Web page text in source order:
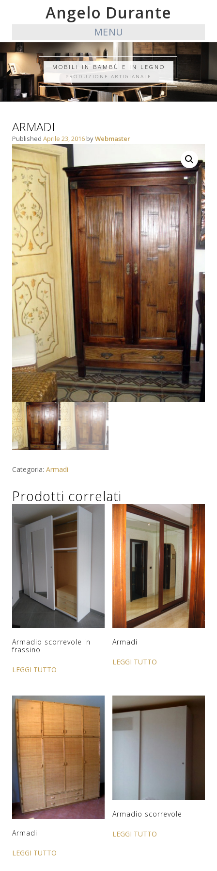
Angelo Durante
MENU
MOBILI IN BAMBÙ E IN LEGNO
PRODUZIONE ARTIGIANALE
ARMADI
Published Aprile 23, 2016 byWebmaster
Categoria: Armadi
Prodotti correlati
Armadio scorrevole in
frassino
LEGGI TUTTO
Armadi
LEGGI TUTTO
Armadi
LEGGI TUTTO
Armadio scorrevole
LEGGI TUTTO